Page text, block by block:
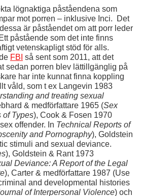
lögnaktiga påståendena som
mot porren – inklusive Inci. Det
är påståendet om att porr leder
påstående som det inte finns
vetenskapligt stöd för alls.
FBI så sent som 2011, att det
sedan porren blev lättillgänglig på
har inte kunnat finna koppling
våld, som t ex Langevin 1983
and treating sexual
& medförfattare 1965 (Sex
of Types), Cook & Fosen 1970
offender. In Technical Reports of
and Pornography), Goldstein
stimuli and sexual deviance.
), Goldstein & Rant 1973
Deviance: A Report of the Legal
), Carter & medförfattare 1987 (Use
and developmental histories
of Interpersonal Violence) och